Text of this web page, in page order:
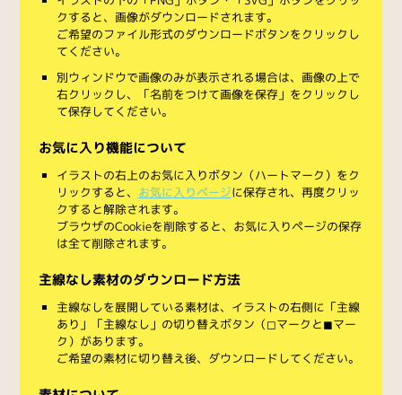
クすると、画像がダウンロードされます。
ご希望のファイル形式のダウンロードボタンをクリックし
てください。
別ウィンドウで画像のみが表示される場合は、画像の上で
右クリックし、「名前をつけて画像を保存」をクリックし
て保存してください。
お気に入り機能について
イラストの右上のお気に入りボタン（ハートマーク）をク
リックすると、 お気に入りページに保存され、再度クリッ
クすると解除されます。
ブラウザのCookieを削除すると、お気に入りページの保存
は全て削除されます。
主線なし素材のダウンロード方法
主線なしを展開している素材は、イラストの右側に「主線
あり」「主線なし」の切り替えボタン（◻︎マークと◼︎マー
ク）があります。
ご希望の素材に切り替え後、ダウンロードしてください。